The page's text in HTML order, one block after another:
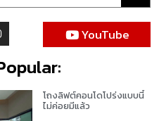
YouTube
โถงลิฟต์คอนโดโปร่งแบบนี้
ไม่ค่อยมีแล้ว